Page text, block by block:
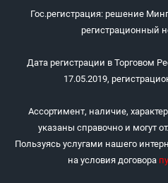
Гос.регистрация: решение
регистрационный
Дата регистрации в Торговом
17.05.2019,
Ассортимент, наличие,
указаны справочно и могут
Пользуясь услугами нашего
на условия договора